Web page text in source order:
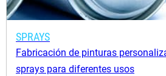
SPRAYS
Fabricación de pinturas
sprays para diferentes usos